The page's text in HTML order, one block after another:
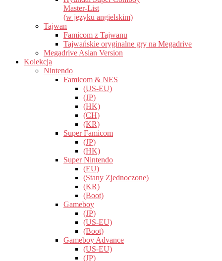
Master-List
(w języku angielskim)
Tajwan
Famicom z Tajwanu
Tajwańskie oryginalne gry na Megadrive
Megadrive Asian Version
Kolekcja
Nintendo
Famicom & NES
(US-EU)
(JP)
(HK)
(CH)
(KR)
Super Famicom
(JP)
(HK)
Super Nintendo
(EU)
(Stany Zjednoczone)
(KR)
(Boot)
Gameboy
(JP)
(US-EU)
(Boot)
Gameboy Advance
(US-EU)
(JP)